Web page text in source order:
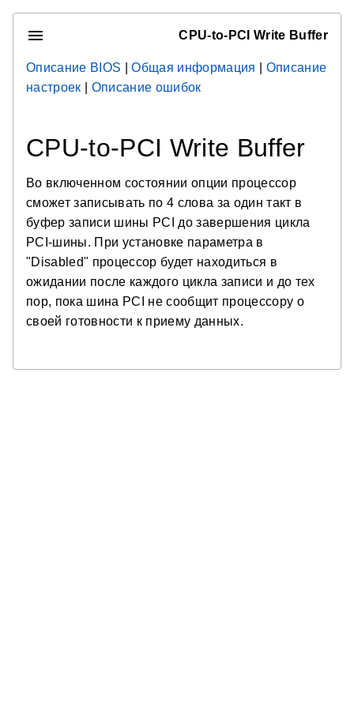
CPU-to-PCI Write Buffer
Описание BIOS |Общая информация
Описание
настроек
Описание ошибок
CPU-to-PCI Write Buffer
Во включенном состоянии опции процессор
сможет записывать по 4 слова за один такт в
буфер записи шины PCI до завершения цикла
PCI-шины. При установке параметра в
"Disabled" процессор будет находиться в
ожидании после каждого цикла записи и до тех
пор, пока шина PCI не сообщит процессору о
своей готовности к приему данных.